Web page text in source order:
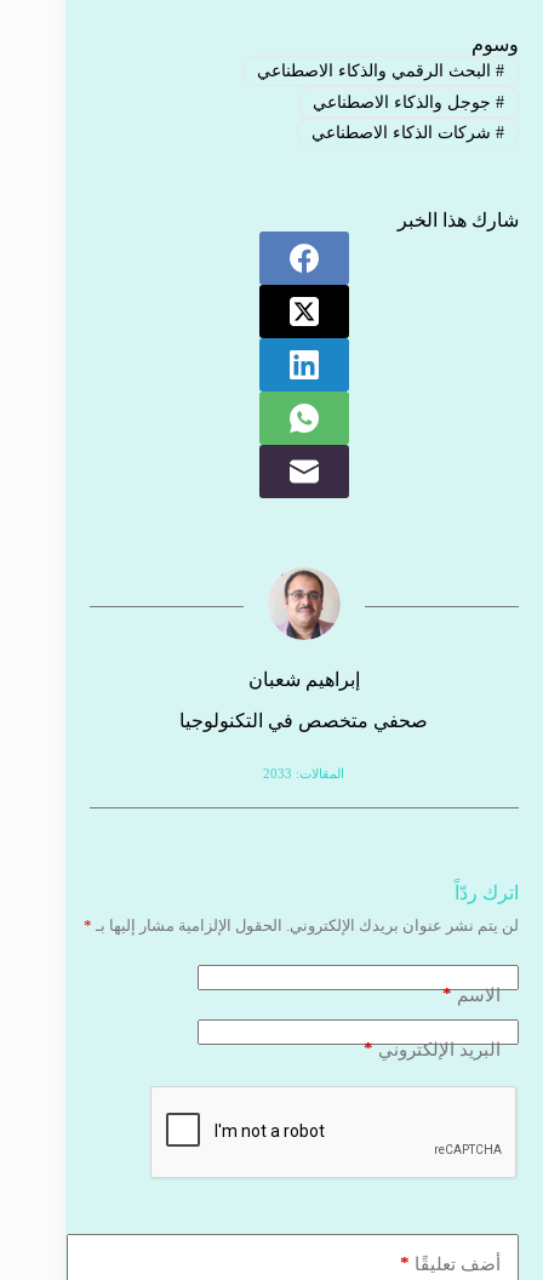
وسوم
#البحث الرقمي والذكاء الاصطناعي
#جوجل والذكاء الاصطناعي
#شركات الذكاء الاصطناعي
شارك هذا الخبر
إبراهيم شعبان
صحفي متخصص في التكنولوجيا
المقالات: 2033
اترك ردّاً
لن يتم نشر عنوان بريدك الإلكتروني. الحقول الإلزامية مشار إليها بـ *
الاسم*
البريد الإلكتروني*
أضف تعليقًا *